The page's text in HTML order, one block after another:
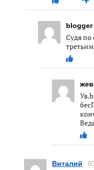
blogger
Судя по
Виталий